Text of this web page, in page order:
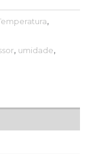
,
, umidade,